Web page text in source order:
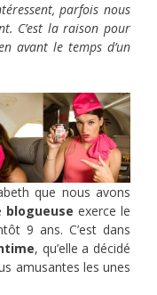
parfois nous
C’est la raison pour
avant le temps d’un
que nous avons
blogueuse exerce le
9 ans. C’est dans
, qu’elle a décidé
amusantes les unes